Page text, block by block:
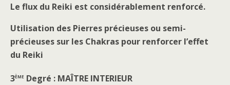
Le flux du Reiki est considérablement renforcé.
Utilisation des Pierres précieuses ou semi-
précieuses sur les Chakras pour renforcer l’effet
du Reiki
3ème Degré : MAÎTRE INTERIEUR